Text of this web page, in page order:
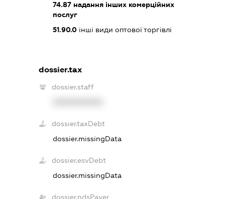
74.87 надання інших комерційних
послуг
51.90.0 інші види оптової торгівлі
dossier.tax
dossier.staff
dossier.taxDebt
dossier.missingData
dossier.esvDebt
dossier.missingData
dossier.ndsPayer